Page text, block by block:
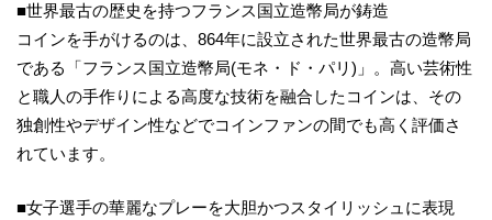
■世界最古の歴史を持つフランス国立造幣局が鋳造
コインを手がけるのは、864年に設立された世界最古の造幣局
である「フランス国立造幣局(モネ・ド・パリ)」。高い芸術性
と職人の手作りによる高度な技術を融合したコインは、その
独創性やデザイン性などでコインファンの間でも高く評価さ
れています。
■女子選手の華麗なプレーを大胆かつスタイリッシュに表現